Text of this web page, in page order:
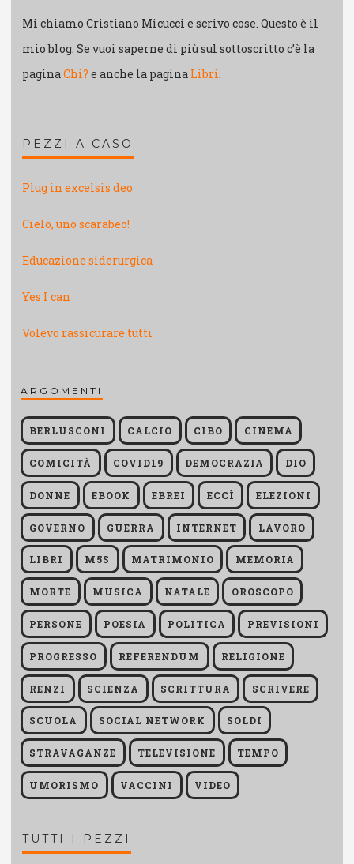
Mi chiamo Cristiano Micucci e scrivo cose. Questo è il
mio blog. Se vuoi saperne di più sul sottoscritto c’è la
paginaChi? e anche la pagina Libri.
PEZZI A CASO
Plug in excelsis deo
Cielo, uno scarabeo!
Educazione siderurgica
Yes I can
Volevo rassicurare tutti
ARGOMENTI
BERLUSCONI CALCIO CIBO CINEMA
COMICITÀ COVID19 DEMOCRAZIA DIO
DONNE EBOOK EBREI ECCÌ ELEZIONI
GOVERNO GUERRA INTERNET LAVORO
LIBRI M5S MATRIMONIO MEMORIA
MORTE MUSICA NATALE OROSCOPO
PERSONE POESIA POLITICA PREVISIONI
PROGRESSO REFERENDUM RELIGIONE
RENZI SCIENZA SCRITTURA SCRIVERE
SCUOLA SOCIAL NETWORK SOLDI
STRAVAGANZE TELEVISIONE TEMPO
UMORISMO VACCINI VIDEO
TUTTI I PEZZI